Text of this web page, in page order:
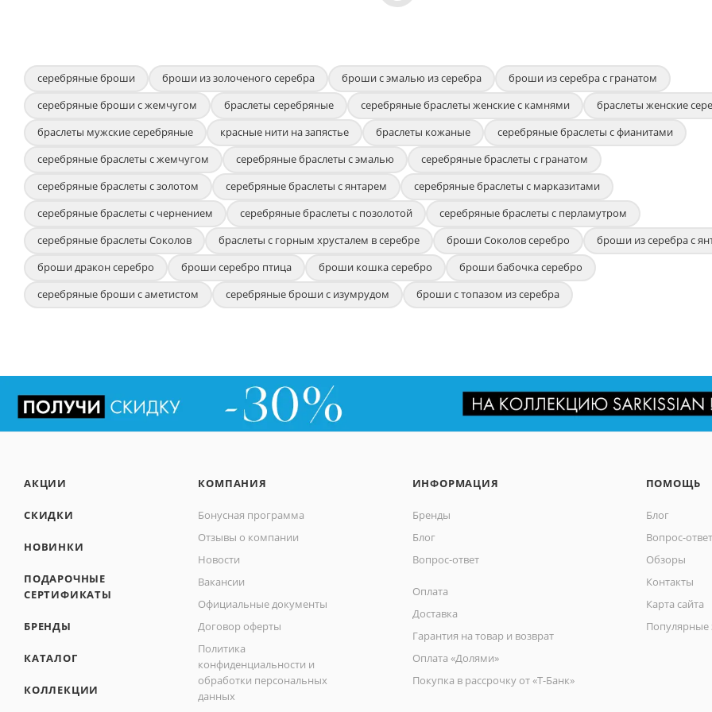
серебряные броши броши из золоченого серебра броши с эмалью из серебра
броши из серебра с гранатом
серебряные броши с жемчугом
браслеты серебряные серебряные браслеты женские с камнями
браслеты женские
браслеты мужские серебряные
красные нити на запястье браслеты кожаные
серебряные браслеты с фианитами
серебряные браслеты с жемчугом
серебряные браслеты с эмалью
серебряные браслеты с гранатом
серебряные браслеты с золотом
серебряные браслеты с янтарем
серебряные браслеты с марказитами
серебряные браслеты с чернением
серебряные браслеты с позолотой
серебряные браслеты с перламутром
серебряные браслеты Соколов
браслеты с горным хрусталем в серебре броши Соколов серебро
броши из серебра с
броши дракон серебро
броши серебро птица броши кошка серебро
броши бабочка серебро
серебряные броши с аметистом
серебряные броши с изумрудом броши с топазом из серебра
АКЦИИ
СКИДКИ
НОВИНКИ
ПОДАРОЧНЫЕ
СЕРТИФИКАТЫ
БРЕНДЫ
КАТАЛОГ
КОЛЛЕКЦИИ
КОМПАНИЯ
Бонусная программа
Отзывы о компании
Новости
Вакансии
Официальные документы
Договор оферты
Политика
конфиденциальности и
обработки персональных
данных
ИНФОРМАЦИЯ
Бренды
Блог
Вопрос-ответ
Оплата
Доставка
Гарантия на товар и возврат
Оплата «Долями»
Покупка в рассрочку от «Т-Банк»
ПОМОЩЬ
Блог
Вопрос-ответ
Обзоры
Контакты
Карта сайта
Популярные